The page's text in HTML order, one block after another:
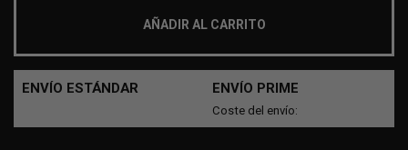
AÑADIR AL CARRITO
ENVÍO ESTÁNDAR ENVÍO PRIME
Coste del envío: